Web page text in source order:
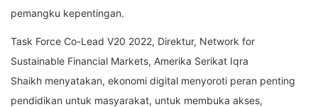
pemangku kepentingan.
Task Force Co-Lead V20 2022, Direktur, Network for
Sustainable Financial Markets, Amerika Serikat Iqra
Shaikh menyatakan, ekonomi digital menyoroti peran penting
pendidikan untuk masyarakat, untuk membuka akses,